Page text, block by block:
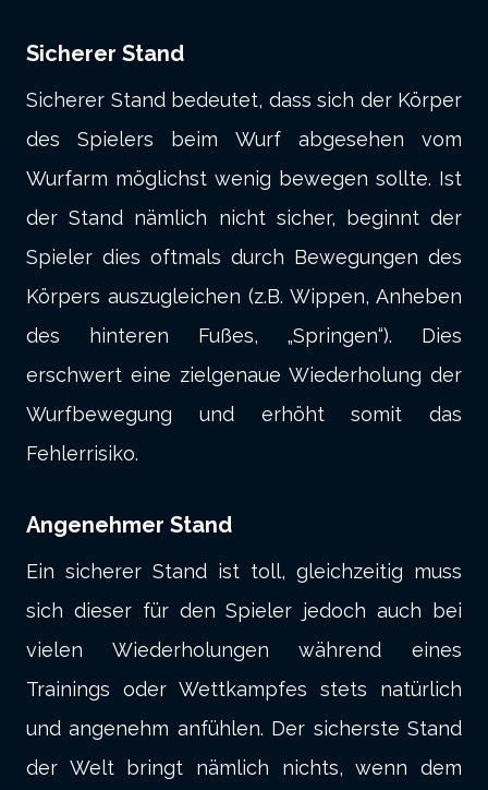
Sicherer Stand
Sicherer Stand bedeutet, dass sich der Körper
des Spielers beim Wurf abgesehen vom
Wurfarm möglichst wenig bewegen sollte. Ist
der Stand nämlich nicht sicher, beginnt der
Spieler dies oftmals durch Bewegungen des
Körpers auszugleichen (z.B. Wippen, Anheben
des hinteren Fußes, „Springen“). Dies
erschwert eine zielgenaue Wiederholung der
Wurfbewegung und erhöht somit das
Fehlerrisiko.
Angenehmer Stand
Ein sicherer Stand ist toll, gleichzeitig muss
sich dieser für den Spieler jedoch auch bei
vielen Wiederholungen während eines
Trainings oder Wettkampfes stets natürlich
und angenehm anfühlen. Der sicherste Stand
der Welt bringt nämlich nichts, wenn dem